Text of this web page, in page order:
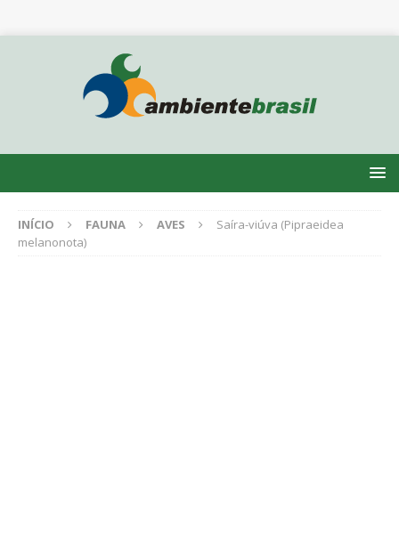
INÍCIO FAUNA AVES
Saíra-viúva (Pipraeidea
melanonota)